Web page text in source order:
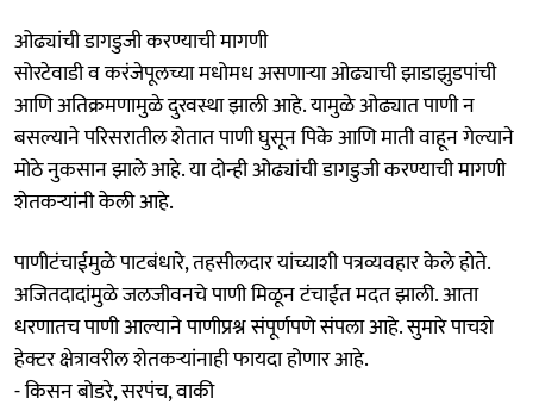
ओढ्यांची डागडुजी करण्याची मागणी
सोरटेवाडी व करंजेपूलच्या मधोमध असणाऱ्या ओढ्याची झाडाझुडपांची
आणि अतिक्रमणामुळे दुरवस्था झाली आहे. यामुळे ओढ्यात पाणी न
बसल्याने परिसरातील शेतात पाणी घुसून पिके आणि माती वाहून गेल्याने
मोठे नुकसान झाले आहे. या दोन्ही ओढ्यांची डागडुजी करण्याची मागणी
शेतकऱ्यांनी केली आहे.
पाणीटंचाईमुळे पाटबंधारे, तहसीलदार यांच्याशी पत्रव्यवहार केले होते.
अजितदादांमुळे जलजीवनचे पाणी मिळून टंचाईत मदत झाली. आता
धरणातच पाणी आल्याने पाणीप्रश्न संपूर्णपणे संपला आहे. सुमारे पाचशे
हेक्टर क्षेत्रावरील शेतकऱ्यांनाही फायदा होणार आहे.
- किसन बोडरे, सरपंच, वाकी